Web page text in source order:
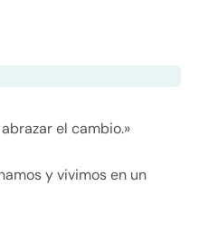
el cambio.»
y vivimos en un